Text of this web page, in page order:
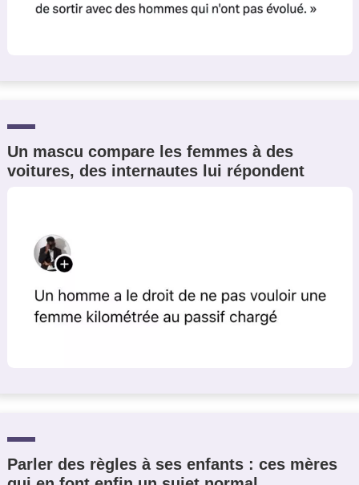
Un mascu compare les femmes à des
voitures, des internautes lui répondent
Parler des règles à ses enfants : ces mères